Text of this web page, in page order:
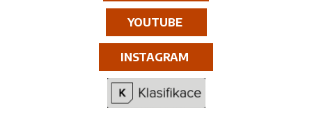
YOUTUBE
INSTAGRAM